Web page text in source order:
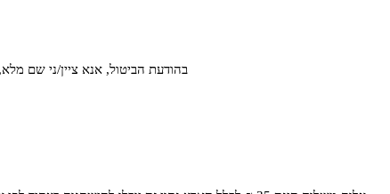
בהודעת הביטול, אנא ציין/ני שם